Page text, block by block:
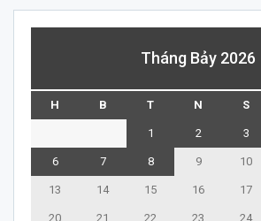
Tháng Bảy 2026
H B T N S
1 2 3
6 7 8 9 10
13 14 15 16 17
20 21 22 23 24